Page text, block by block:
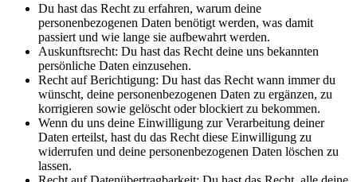
Du hast das Recht zu erfahren, warum deine
personenbezogenen Daten benötigt werden, was damit
passiert und wie lange sie aufbewahrt werden.
Auskunftsrecht: Du hast das Recht deine uns bekannten
persönliche Daten einzusehen.
Recht auf Berichtigung: Du hast das Recht wann immer du
wünscht, deine personenbezogenen Daten zu ergänzen, zu
korrigieren sowie gelöscht oder blockiert zu bekommen.
Wenn du uns deine Einwilligung zur Verarbeitung deiner
Daten erteilst, hast du das Recht diese Einwilligung zu
widerrufen und deine personenbezogenen Daten löschen zu
lassen.